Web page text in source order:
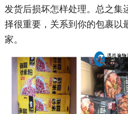
发货后损坏怎样处理。总之集
择很重要，关系到你的包裹以
家。